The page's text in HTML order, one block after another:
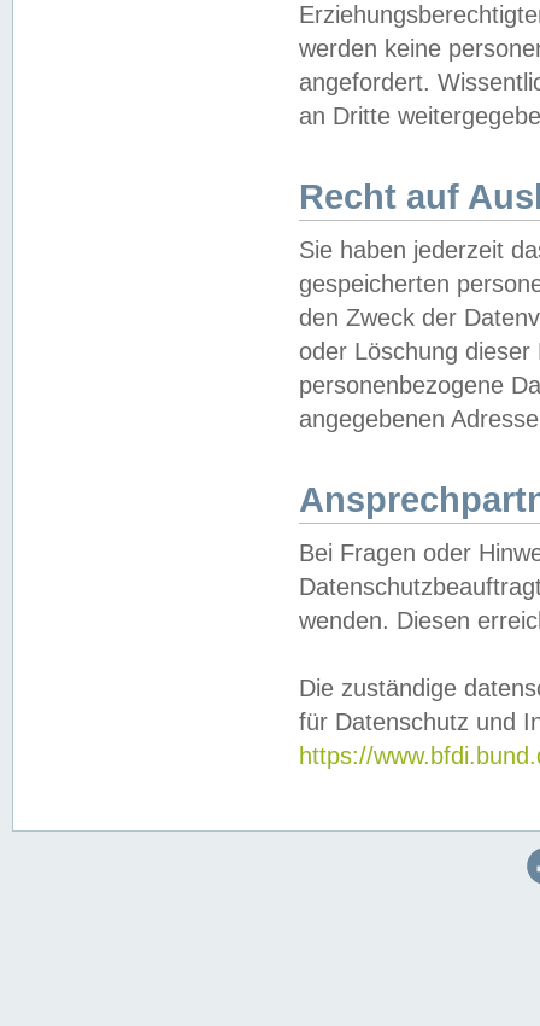
werden keine
angefordert.
an Dritte
Recht auf
Sie haben jederzeit
gespeicherten
den Zweck der
oder Löschung
personenbezogene
angegebenen
Bei Fragen oder
wenden. Diesen
Die zuständige
für Datenschutz und
https://